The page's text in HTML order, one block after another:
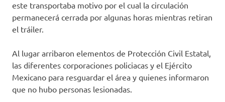
este transportaba motivo por el cual la circulación
permanecerá cerrada por algunas horas mientras retiran
el tráiler.
Al lugar arribaron elementos de Protección Civil Estatal,
las diferentes corporaciones policiacas y el Ejército
Mexicano para resguardar el área y quienes informaron
que no hubo personas lesionadas.